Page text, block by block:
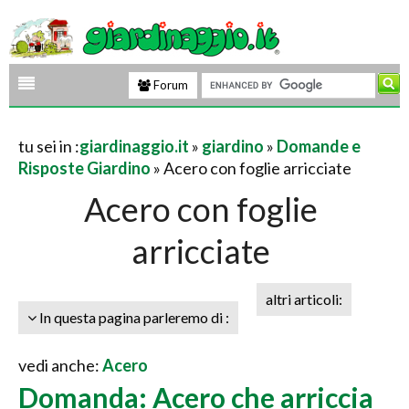
Forum
tu sei in :giardinaggio.it » giardino » Domande e
Risposte Giardino » Acero con foglie arricciate
Acero con foglie
arricciate
In questa pagina parleremo di :
altri articoli:
vedi anche:Acero
Domanda: Acero che arriccia